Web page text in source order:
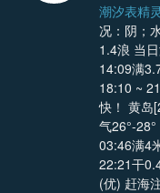
潮汐表精
况：阴；
1.4浪 当
14:09满
18:10 ~
快！ 黄岛[2026-8-11] 天气情况：大雨；水28°；
气26°-
03:46满4
22:21干
(优) 赶海